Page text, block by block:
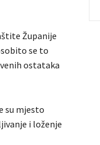
Županije
se to
ostataka
su mjesto
i loženje